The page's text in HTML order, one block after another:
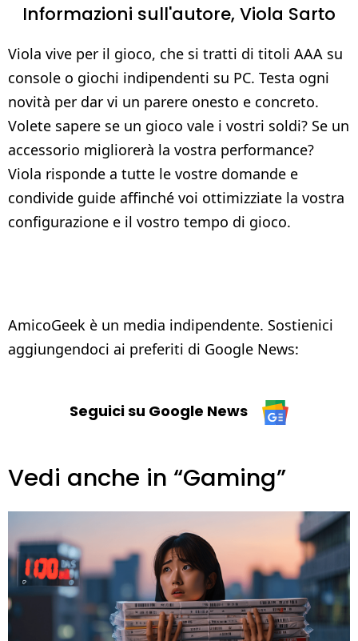
Informazioni sull'autore,Viola Sarto
Viola vive per il gioco, che si tratti di titoli AAA su
console o giochi indipendenti su PC. Testa ogni
novità per dar vi un parere onesto e concreto.
Volete sapere se un gioco vale i vostri soldi? Se un
accessorio migliorerà la vostra performance?
Viola risponde a tutte le vostre domande e
condivide guide affinché voi ottimizziate la vostra
configurazione e il vostro tempo di gioco.
AmicoGeek è un media indipendente. Sostienici
aggiungendoci ai preferiti di Google News:
Seguici su Google News
Vedi anche in “Gaming”